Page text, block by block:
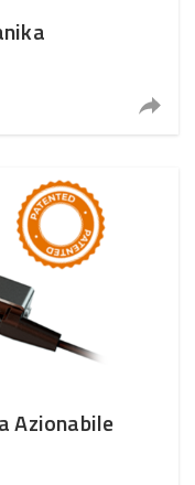
Azionabile